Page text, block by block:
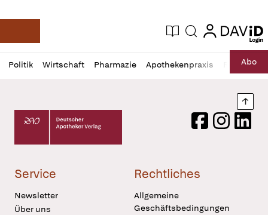
Deutsche Apotheker Zeitung
Aktuelle Ausgabe
Suche login
login
Politik Wirtschaft Pharmazie Apothekenpraxis RechtAbo
Profil
öffnen
Daz
Pur
Deutscher Apotheker Verlag Logo
FacebookInstagram
Service
Newsletter
Über uns
Rechtliches
Allgemeine
Geschäftsbedingungen